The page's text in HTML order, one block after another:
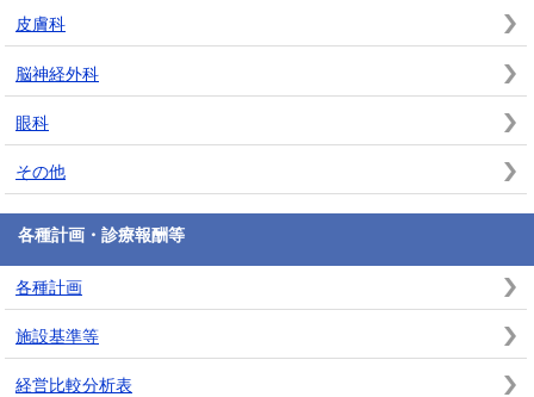
皮膚科
脳神経外科
眼科
その他
各種計画・診療報酬等
各種計画
施設基準等
経営比較分析表